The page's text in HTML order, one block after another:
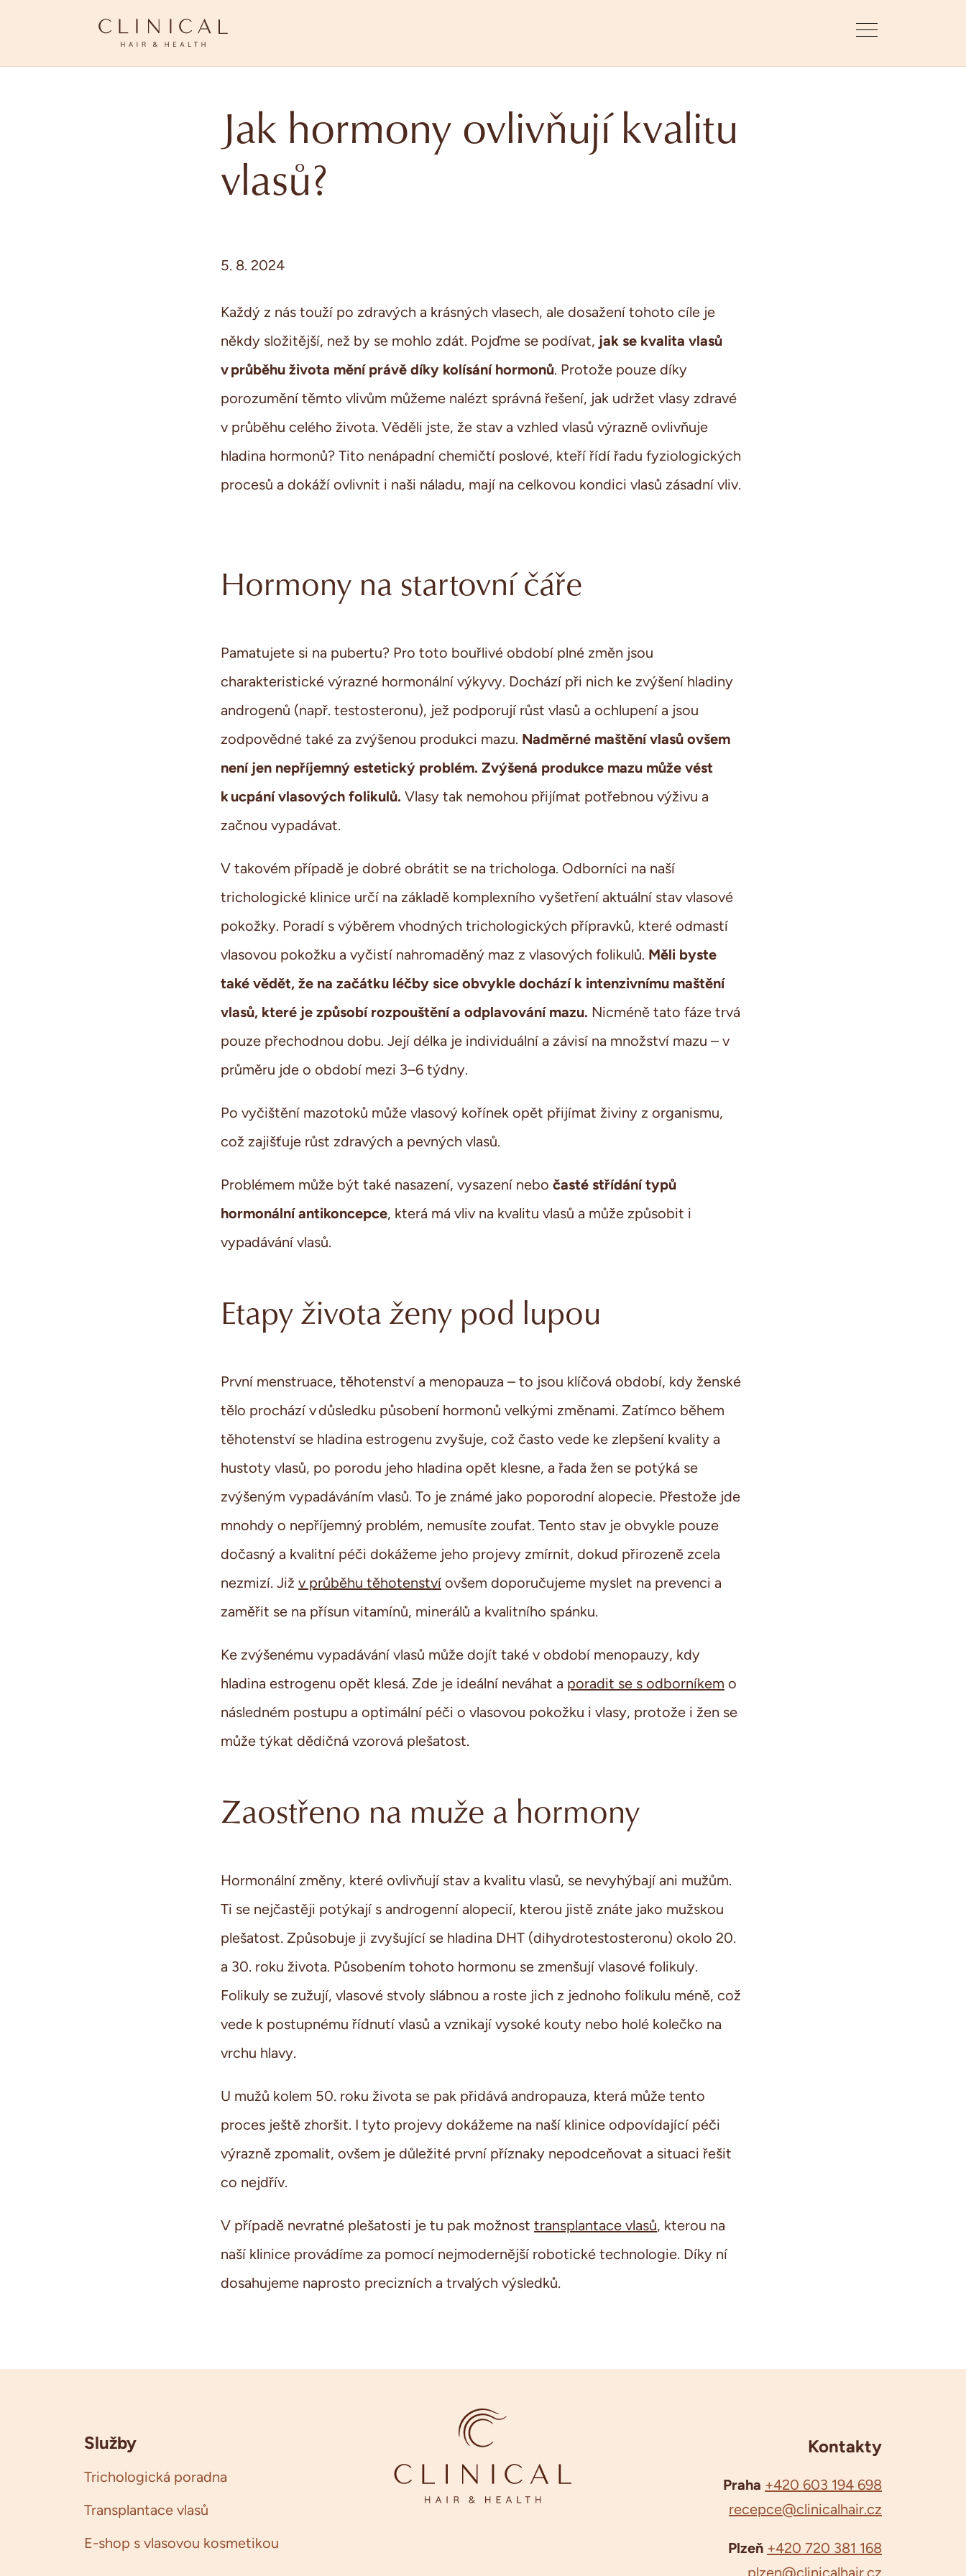
Jak hormony ovlivňují kvalitu
vlasů?
5. 8. 2024
Každý z nás touží po zdravých a krásných vlasech, ale dosažení tohoto cíle je
někdy složitější, než by se mohlo zdát. Pojďme se podívat, jak se kvalita vlasů
v průběhu života mění právě díky kolísání hormonů. Protože pouze díky
porozumění těmto vlivům můžeme nalézt správná řešení, jak udržet vlasy zdravé
v průběhu celého života. Věděli jste, že stav a vzhled vlasů výrazně ovlivňuje
hladina hormonů? Tito nenápadní chemičtí poslové, kteří řídí řadu fyziologických
procesů a dokáží ovlivnit i naši náladu, mají na celkovou kondici vlasů zásadní vliv.
Hormony na startovní čáře
Pamatujete si na pubertu? Pro toto bouřlivé období plné změn jsou
charakteristické výrazné hormonální výkyvy. Dochází při nich ke zvýšení hladiny
androgenů (např. testosteronu), jež podporují růst vlasů a ochlupení a jsou
zodpovědné také za zvýšenou produkci mazu. Nadměrné maštění vlasů ovšem
není jen nepříjemný estetický problém. Zvýšená produkce mazu může vést
k ucpání vlasových folikulů. Vlasy tak nemohou přijímat potřebnou výživu a
začnou vypadávat.
V takovém případě je dobré obrátit se na trichologa. Odborníci na naší
trichologické klinice určí na základě komplexního vyšetření aktuální stav vlasové
pokožky. Poradí s výběrem vhodných trichologických přípravků, které odmastí
vlasovou pokožku a vyčistí nahromaděný maz z vlasových folikulů. Měli byste
také vědět, že na začátku léčby sice obvykle dochází k intenzivnímu maštění
vlasů, které je způsobí rozpouštění a odplavování mazu. Nicméně tato fáze trvá
pouze přechodnou dobu. Její délka je individuální a závisí na množství mazu – v
průměru jde o období mezi 3–6 týdny.
Po vyčištění mazotoků může vlasový kořínek opět přijímat živiny z organismu,
což zajišťuje růst zdravých a pevných vlasů.
Problémem může být také nasazení, vysazení nebo časté střídání typů
hormonální antikoncepce, která má vliv na kvalitu vlasů a může způsobit i
vypadávání vlasů.
Etapy života ženy pod lupou
První menstruace, těhotenství a menopauza – to jsou klíčová období, kdy ženské
tělo prochází v důsledku působení hormonů velkými změnami. Zatímco během
těhotenství se hladina estrogenu zvyšuje, což často vede ke zlepšení kvality a
hustoty vlasů, po porodu jeho hladina opět klesne, a řada žen se potýká se
zvýšeným vypadáváním vlasů. To je známé jako poporodní alopecie. Přestože jde
mnohdy o nepříjemný problém, nemusíte zoufat. Tento stav je obvykle pouze
dočasný a kvalitní péči dokážeme jeho projevy zmírnit, dokud přirozeně zcela
nezmizí. Již v průběhu těhotenství ovšem doporučujeme myslet na prevenci a
zaměřit se na přísun vitamínů, minerálů a kvalitního spánku.
Ke zvýšenému vypadávání vlasů může dojít také v období menopauzy, kdy
hladina estrogenu opět klesá. Zde je ideální neváhat a poradit se s odborníkem o
následném postupu a optimální péči o vlasovou pokožku i vlasy, protože i žen se
může týkat dědičná vzorová plešatost.
Zaostřeno na muže a hormony
Hormonální změny, které ovlivňují stav a kvalitu vlasů, se nevyhýbají ani mužům.
Ti se nejčastěji potýkají s androgenní alopecií, kterou jistě znáte jako mužskou
plešatost. Způsobuje ji zvyšující se hladina DHT (dihydrotestosteronu) okolo 20.
a 30. roku života. Působením tohoto hormonu se zmenšují vlasové folikuly.
Folikuly se zužují, vlasové stvoly slábnou a roste jich z jednoho folikulu méně, což
vede k postupnému řídnutí vlasů a vznikají vysoké kouty nebo holé kolečko na
vrchu hlavy.
U mužů kolem 50. roku života se pak přidává andropauza, která může tento
proces ještě zhoršit. I tyto projevy dokážeme na naší klinice odpovídající péči
výrazně zpomalit, ovšem je důležité první příznaky nepodceňovat a situaci řešit
co nejdřív.
V případě nevratné plešatosti je tu pak možnost transplantace vlasů, kterou na
naší klinice provádíme za pomocí nejmodernější robotické technologie. Díky ní
dosahujeme naprosto precizních a trvalých výsledků.
Služby
Trichologická poradna
Transplantace vlasů
E-shop s vlasovou kosmetikou
Kontakty
Praha +420 603 194 698
recepce@clinicalhair.cz
Plzeň +420 720 381 168
plzen@clinicalhair.cz